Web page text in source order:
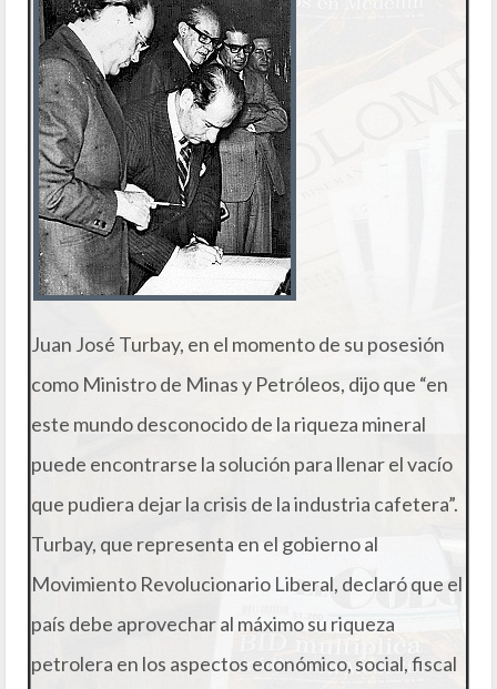
Juan José Turbay, en el momento de su posesión
como Ministro de Minas y Petróleos, dijo que “en
este mundo desconocido de la riqueza mineral
puede encontrarse la solución para llenar el vacío
que pudiera dejar la crisis de la industria cafetera”.
Turbay, que representa en el gobierno al
Movimiento Revolucionario Liberal, declaró que el
país debe aprovechar al máximo su riqueza
petrolera en los aspectos económico, social, fiscal